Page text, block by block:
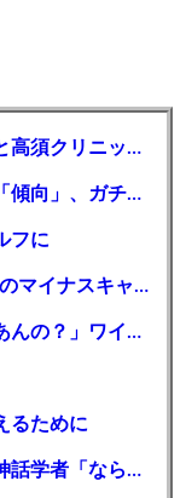
【悲報】ショートスリーパー堀さんと高須クリニック、ライブ配信中に大喧嘩
小学生に求められている自由研究の「傾向」、ガチで見つかるｗｗｗｗｗｗｗ
フに
Google、Geminiが大赤字、「史上初のマイナスキャッシュフロー」に陥る
上司「お前本当使えねえな。やる気あんの？」ワイ「ごめんなさい…(でもお前よりベイブレード強いし」
るために
学生「ちいかわ映画は神秘的です」神話学者「なら見てみるか…」